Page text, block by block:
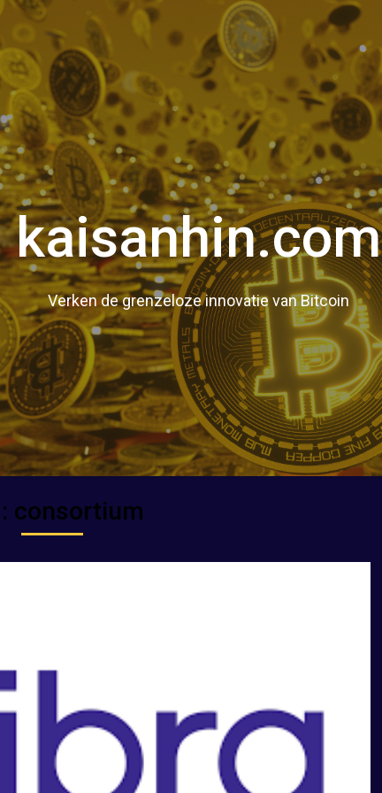
kaisanhin.com
Verken de grenzeloze innovatie van Bitcoin
consortium